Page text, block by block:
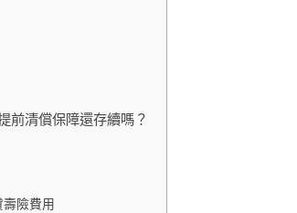
前清償保障還存續嗎？
險費用